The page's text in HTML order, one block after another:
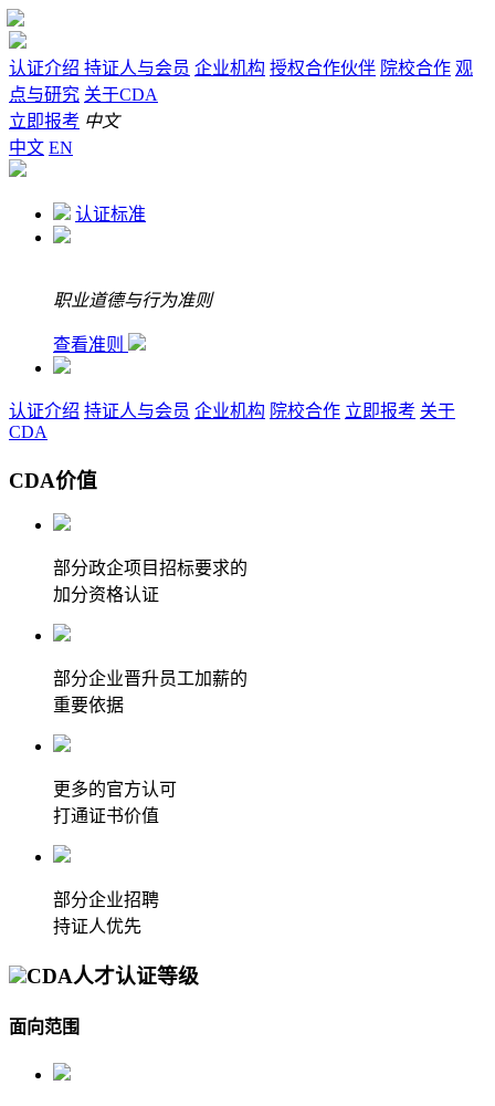
认证介绍 持证人与会员 企业机构 授权合作伙伴 院校合作 观
点与研究 关于CDA
立即报考 中文
中文 EN
认证标准
职业道德与行为准则
查看准则
认证介绍 持证人与会员 企业机构 院校合作 立即报考 关于
CDA
CDA价值
部分政企项目招标要求的
加分资格认证
部分企业晋升员工加薪的
重要依据
更多的官方认可
打通证书价值
部分企业招聘
持证人优先
CDA人才认证等级
面向范围